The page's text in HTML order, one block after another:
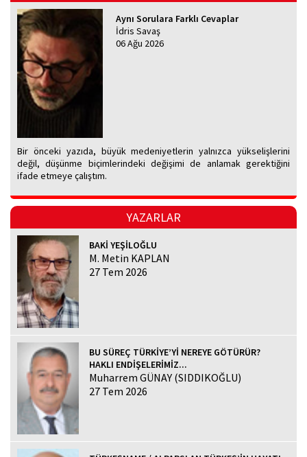
Aynı Sorulara Farklı Cevaplar
İdris Savaş
06 Ağu 2026
Bir önceki yazıda, büyük medeniyetlerin yalnızca yükselişlerini
değil, düşünme biçimlerindeki değişimi de anlamak gerektiğini
ifade etmeye çalıştım.
YAZARLAR
BAKİ YEŞİLOĞLU
M. Metin KAPLAN
27 Tem 2026
BU SÜREÇ TÜRKİYE’Yİ NEREYE GÖTÜRÜR?
HAKLI ENDİŞELERİMİZ...
Muharrem GÜNAY (SIDDIKOĞLU)
27 Tem 2026